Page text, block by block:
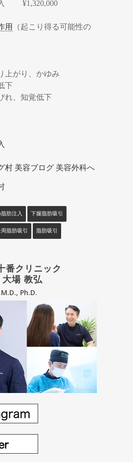
入 ¥1,320,000
用
（起こり得る可能性の
上がり、かゆみ
下
れ、知覚低下
肪注入 下腿脂肪吸引
脂肪吸引 脂肪吸引
番クリニック
場 教弘
Ph.D.